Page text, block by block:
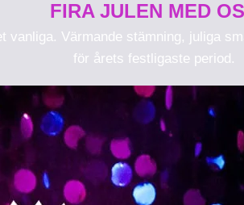
FIRA JULEN MED
Värmande stämning, juliga
för årets festligaste period.